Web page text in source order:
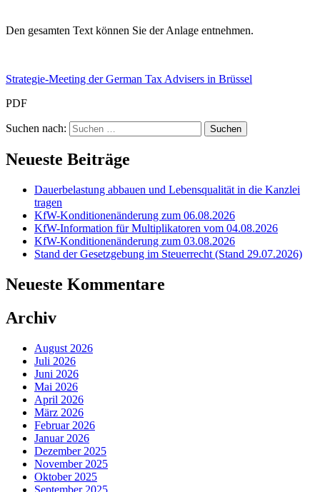
Den gesamten Text können Sie der Anlage entnehmen.
Strategie-Meeting der German Tax Advisers in Brüssel
PDF
Suchen nach:
Neueste Beiträge
Dauerbelastung abbauen und Lebensqualität in die Kanzlei
tragen
KfW-Konditionenänderung zum 06.08.2026
KfW-Information für Multiplikatoren vom 04.08.2026
KfW-Konditionenänderung zum 03.08.2026
Stand der Gesetzgebung im Steuerrecht (Stand 29.07.2026)
Neueste Kommentare
Archiv
August 2026
Juli 2026
Juni 2026
Mai 2026
April 2026
März 2026
Februar 2026
Januar 2026
Dezember 2025
November 2025
Oktober 2025
September 2025